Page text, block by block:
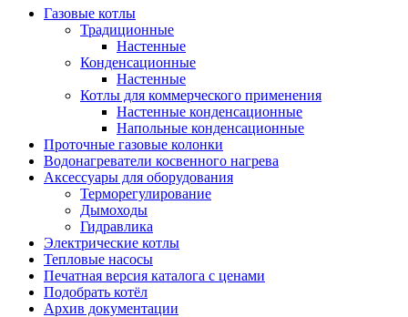
Газовые котлы
Традиционные
Настенные
Конденсационные
Настенные
Котлы для коммерческого применения
Настенные конденсационные
Напольные конденсационные
Проточные газовые колонки
Водонагреватели косвенного нагрева
Аксессуары для оборудования
Терморегулирование
Дымоходы
Гидравлика
Электрические котлы
Тепловые насосы
Печатная версия каталога с ценами
Подобрать котёл
Архив документации